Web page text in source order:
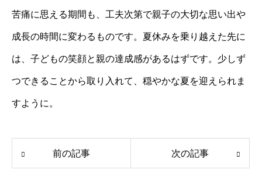
苦痛に思える期間も、工夫次第で親子の大切な思い出や
成長の時間に変わるものです。夏休みを乗り越えた先に
は、子どもの笑顔と親の達成感があるはずです。少しず
つできることから取り入れて、穏やかな夏を迎えられま
すように。
前の記事 次の記事